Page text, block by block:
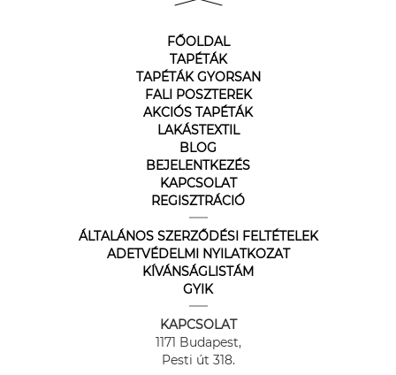
FŐOLDAL
TAPÉTÁK
TAPÉTÁK GYORSAN
FALI POSZTEREK
AKCIÓS TAPÉTÁK
LAKÁSTEXTIL
BLOG
BEJELENTKEZÉS
KAPCSOLAT
REGISZTRÁCIÓ
ÁLTALÁNOS SZERZŐDÉSI FELTÉTELEK
ADETVÉDELMI NYILATKOZAT
KÍVÁNSÁGLISTÁM
GYIK
KAPCSOLAT
1171 Budapest,
Pesti út 318.